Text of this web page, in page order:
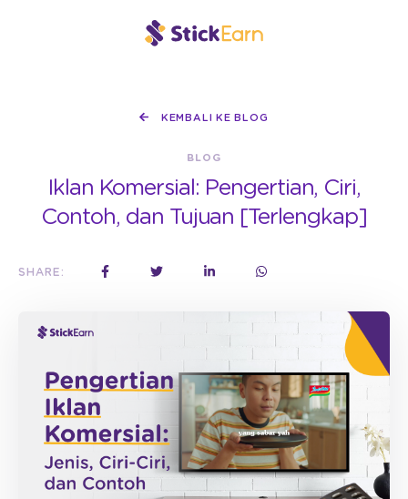
KEMBALI KE BLOG
BLOG
Iklan Komersial: Pengertian, Ciri,
Contoh, dan Tujuan [Terlengkap]
SHARE: